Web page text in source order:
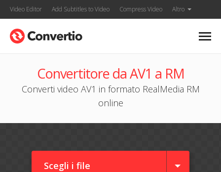
Video Editor Add Subtitles to Video Compress Video Altro
Convertitore da AV1 a RM
Converti video AV1 in formato RealMedia RM
online
Scegli i file